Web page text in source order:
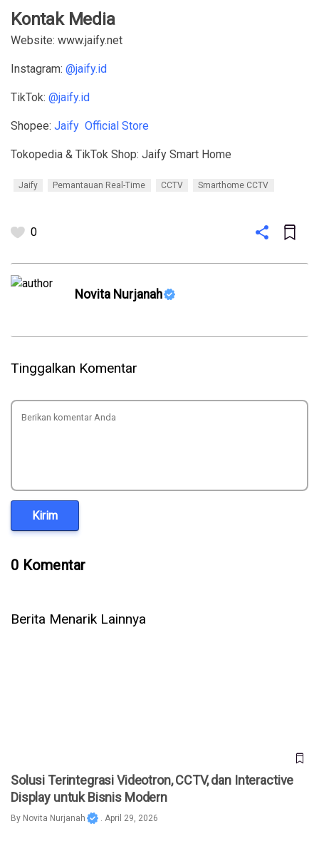
Kontak Media
Website: www.jaify.net
Instagram: @jaify.id
TikTok: @jaify.id
Shopee: Jaify Official Store
Tokopedia & TikTok Shop: Jaify Smart Home
Jaify Pemantauan Real-Time CCTV Smarthome CCTV
0
Novita Nurjanah
Tinggalkan Komentar
Kirim
0 Komentar
Berita Menarik Lainnya
Solusi Terintegrasi Videotron, CCTV, dan Interactive
Display untuk Bisnis Modern
By Novita Nurjanah . April 29, 2026